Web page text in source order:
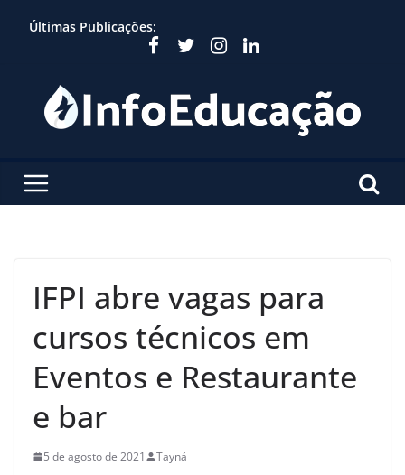
Últimas Publicações:
IFPI abre vagas para
cursos técnicos em
Eventos e Restaurante
e bar
5 de agosto de 2021 Tayná